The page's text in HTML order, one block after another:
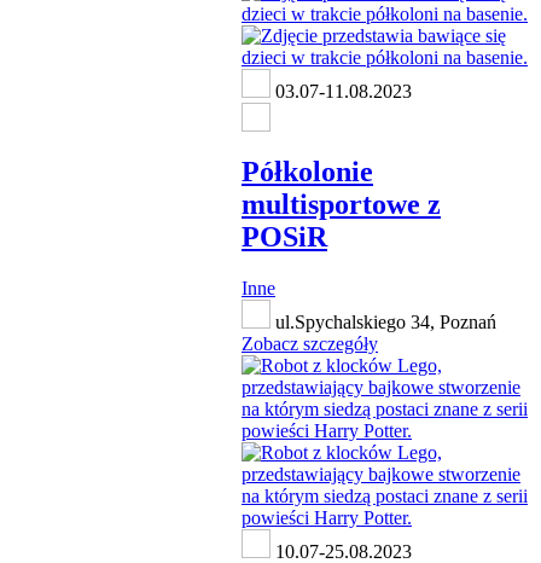
03.07-11.08.2023
Półkolonie
multisportowe z
POSiR
Inne
ul.Spychalskiego 34, Poznań
Zobacz szczegóły
10.07-25.08.2023